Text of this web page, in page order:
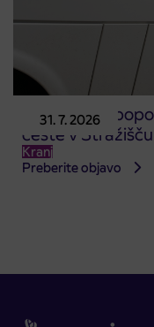
31. 7. 2026
Obvestilo o
ceste v
Kranj
Preberite objavo